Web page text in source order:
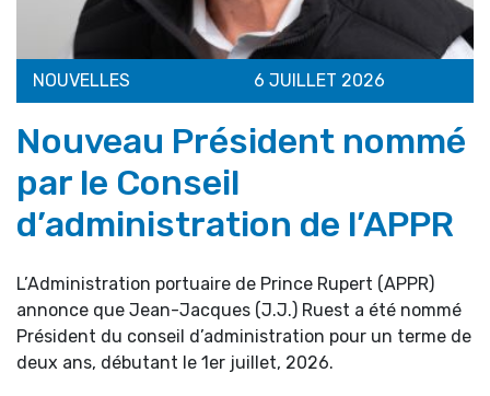
NOUVELLES 6 JUILLET 2026
Nouveau Président nommé
par le Conseil
d’administration de l’APPR
L’Administration portuaire de Prince Rupert (APPR)
annonce que Jean-Jacques (J.J.) Ruest a été nommé
Président du conseil d’administration pour un terme de
deux ans, débutant le 1er juillet, 2026.